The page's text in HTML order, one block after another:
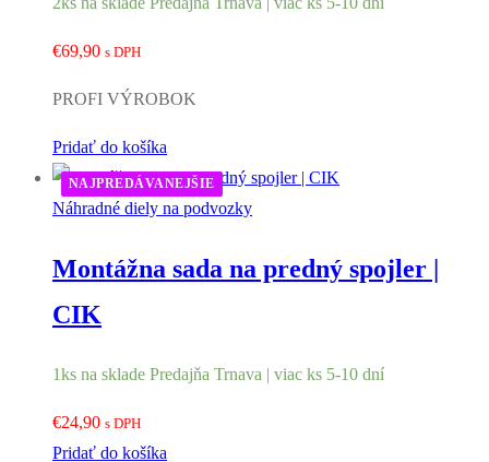
€69,90 s DPH
PROFI VÝROBOK
Pridať do košíka
Náhradné diely na podvozky
NAJPREDÁVANEJŠIE
Montážna sada na predný spojler |
CIK
1ks na sklade Predajňa Trnava | viac ks 5-10 dní
€24,90 s DPH
Pridať do košíka